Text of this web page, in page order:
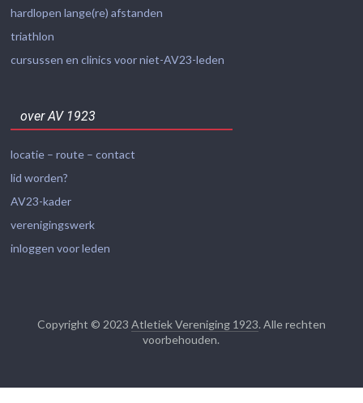
hardlopen lange(re) afstanden
triathlon
cursussen en clinics voor niet-AV23-leden
over AV 1923
locatie – route – contact
lid worden?
AV23-kader
verenigingswerk
inloggen voor leden
Copyright © 2023 Atletiek Vereniging 1923. Alle rechten
voorbehouden.